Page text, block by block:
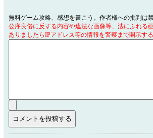
無料ゲーム攻略、感想を書こう。作者様への批判は禁
公序良俗に反する内容や違法な画像等、法にふれる
ありましたらIPアドレス等の情報を警察まで開示す